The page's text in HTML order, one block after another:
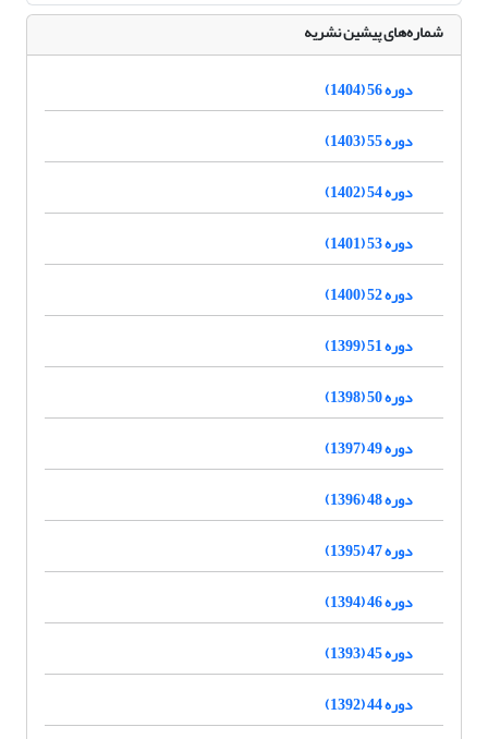
شماره‌های پیشین نشریه
دوره 56 (1404)
دوره 55 (1403)
دوره 54 (1402)
دوره 53 (1401)
دوره 52 (1400)
دوره 51 (1399)
دوره 50 (1398)
دوره 49 (1397)
دوره 48 (1396)
دوره 47 (1395)
دوره 46 (1394)
دوره 45 (1393)
دوره 44 (1392)